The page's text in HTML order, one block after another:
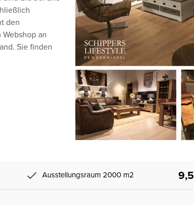
den
an
Sie finden
Ausstellungsraum 2000 m2 9,5